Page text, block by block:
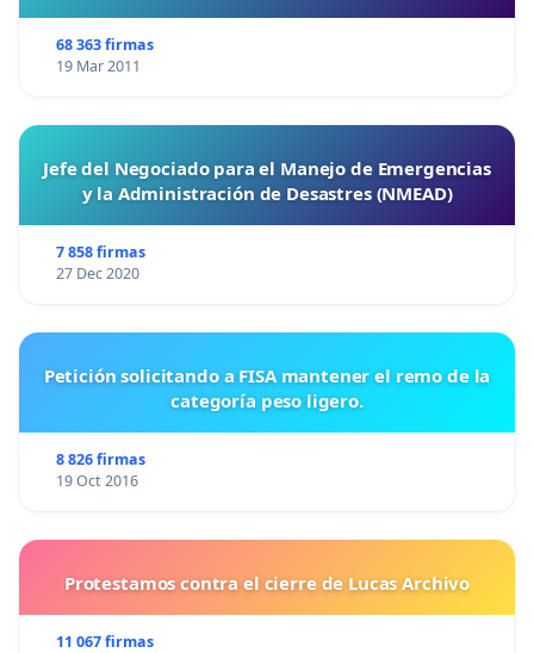
68 363 firmas
19 Mar 2011
Jefe del Negociado para el Manejo de Emergencias
y la Administración de Desastres (NMEAD)
7 858 firmas
27 Dec 2020
Petición solicitando a FISA mantener el remo de la
categoría peso ligero.
8 826 firmas
19 Oct 2016
Protestamos contra el cierre de Lucas Archivo
11 067 firmas